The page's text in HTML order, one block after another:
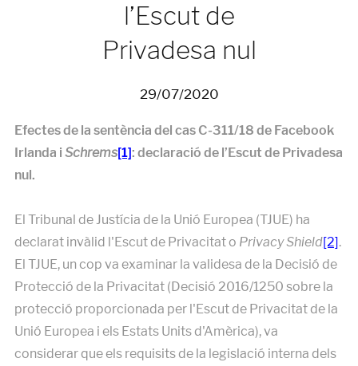
l’Escut de
Privadesa nul
29/07/2020
Efectes de la sentència del cas C-311/18 de Facebook
Irlanda i Schrems[1]: declaració de l’Escut de Privadesa
nul.
El Tribunal de Justícia de la Unió Europea (TJUE) ha
declarat invàlid l'Escut de Privacitat o Privacy Shield[2] .
El TJUE, un cop va examinar la validesa de la Decisió de
Protecció de la Privacitat (Decisió 2016/1250 sobre la
protecció proporcionada per l'Escut de Privacitat de la
Unió Europea i els Estats Units d'Amèrica), va
considerar que els requisits de la legislació interna dels